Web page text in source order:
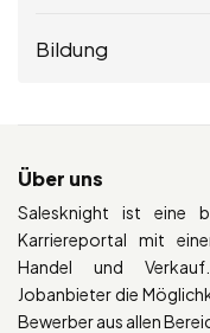
Bildung
Über uns
Salesknight ist eine
Karriereportal mit
Handel und
Jobanbieter die
Bewerber aus allen